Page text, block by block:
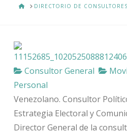
HOMEDIRECTORIO DE CONSULTORES
Consultor General
Personal
Venezolano. Consultor
Estrategia Electoral y
Director General de la